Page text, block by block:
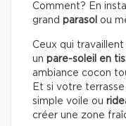
Comment? En
grand parasol ou
Ceux qui
un pare-soleil en
ambiance cocon
Et si votre
simple voile ou
créer une zone